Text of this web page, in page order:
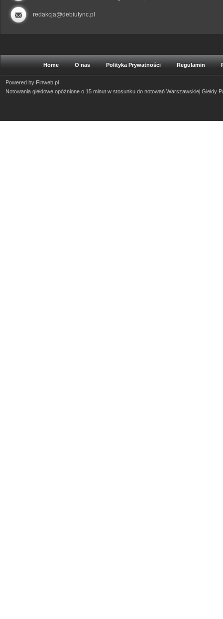
redakcja@debiutync.pl
Home O nas Polityka Prywatności Regulamin
Powered by Finweb.pl
Notowania giełdowe opóźnione o 15 minut w stosunku do notowań Warszawskiej Giełdy